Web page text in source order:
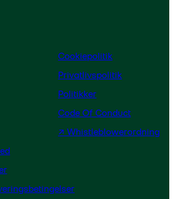
Cookiepolitik
Privatlivspolitik
Politikker
Code Of Conduct
↗ Whistleblowerordning